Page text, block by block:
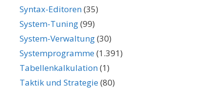
Syntax-Editoren(35)
System-Tuning(99)
System-Verwaltung(30)
Systemprogramme(1.391)
Tabellenkalkulation(1)
Taktik und Strategie(80)